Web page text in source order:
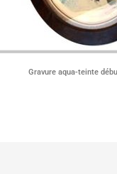
Gravure aqua-teinte